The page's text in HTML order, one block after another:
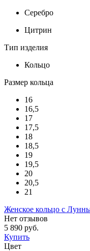
Серебро
Цитрин
Тип изделия
Кольцо
Размер кольца
16
16,5
17
17,5
18
18,5
19
19,5
20
20,5
21
Женское кольцо с
Нет отзывов
5 890 руб.
Купить
Цвет